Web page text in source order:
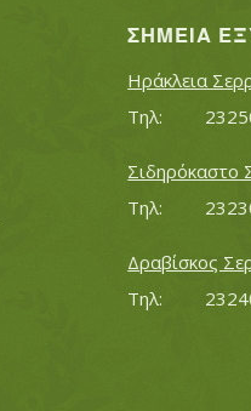
ΣΗΜΕΊΑ
Ηράκλεια
Τηλ:
Σιδηρόκαστο
Τηλ:
Δραβίσκος
Τηλ: